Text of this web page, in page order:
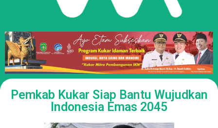
Pemkab Kukar Siap Bantu Wujudkan
Indonesia Emas 2045